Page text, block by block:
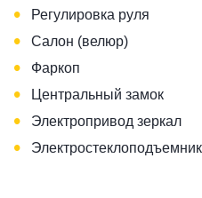
• Регулировка руля
• Салон (велюр)
• Фаркоп
• Центральный замок
• Электропривод зеркал
•